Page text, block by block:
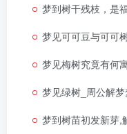
梦到树干残枝，是
梦见可可豆与可可
梦见梅树究竟有何
梦见绿树_周公解梦
梦到树苗初发新芽,